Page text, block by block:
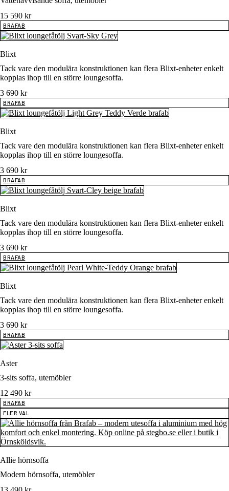
15 590 kr
BRAFAB
Blixt
Tack vare den modulära konstruktionen kan flera Blixt-enheter enkelt
kopplas ihop till en större loungesoffa.
3 690 kr
BRAFAB
Blixt
Tack vare den modulära konstruktionen kan flera Blixt-enheter enkelt
kopplas ihop till en större loungesoffa.
3 690 kr
BRAFAB
Blixt
Tack vare den modulära konstruktionen kan flera Blixt-enheter enkelt
kopplas ihop till en större loungesoffa.
3 690 kr
BRAFAB
Blixt
Tack vare den modulära konstruktionen kan flera Blixt-enheter enkelt
kopplas ihop till en större loungesoffa.
3 690 kr
BRAFAB
Aster
3-sits soffa, utemöbler
12 490 kr
BRAFAB
FLER VAL
Allie hörnsoffa
Modern hörnsoffa, utemöbler